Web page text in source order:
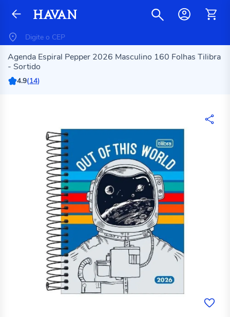
Agenda Espiral Pepper 2026 Masculino 160 Folhas Tilibra
- Sortido
4.9(14)